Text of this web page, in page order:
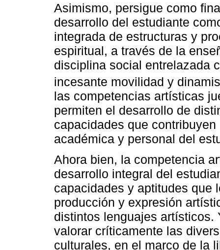
Asimismo, persigue como
desarrollo del estudiante
integrada de estructuras y
espiritual, a través de la
disciplina social entrelazada
incesante movilidad y
las competencias artísticas
permiten el desarrollo de
capacidades que
académica y personal del
Ahora bien, la competencia
desarrollo integral del
capacidades y aptitudes que
producción y expresión
distintos lenguajes artísticos.
valorar críticamente las
culturales, en el marco de la